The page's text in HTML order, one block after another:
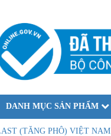
DANH MỤC SẢN PHẨM
(TĂNG PHÔ) VIỆT NAM